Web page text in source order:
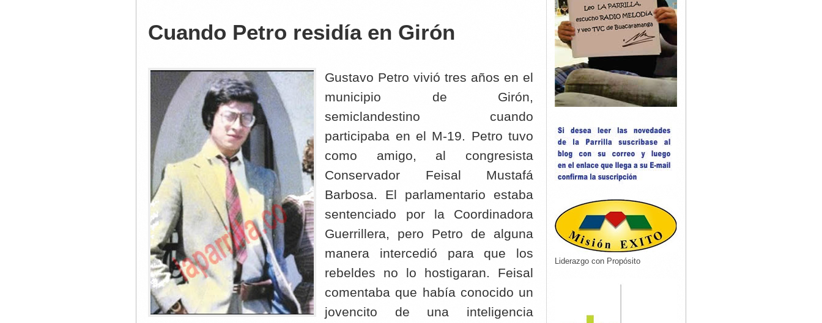
Cuando Petro residía en Girón
Gustavo Petro vivió tres años en el
municipio de Girón,
semiclandestino cuando
participaba en el M-19. Petro tuvo
como amigo, al congresista
Conservador Feisal Mustafá
Barbosa. El parlamentario estaba
sentenciado por la Coordinadora
Guerrillera, pero Petro de alguna
manera intercedió para que los
rebeldes no lo hostigaran. Feisal
comentaba que había conocido un
jovencito de una inteligencia
Liderazgo con Propósito